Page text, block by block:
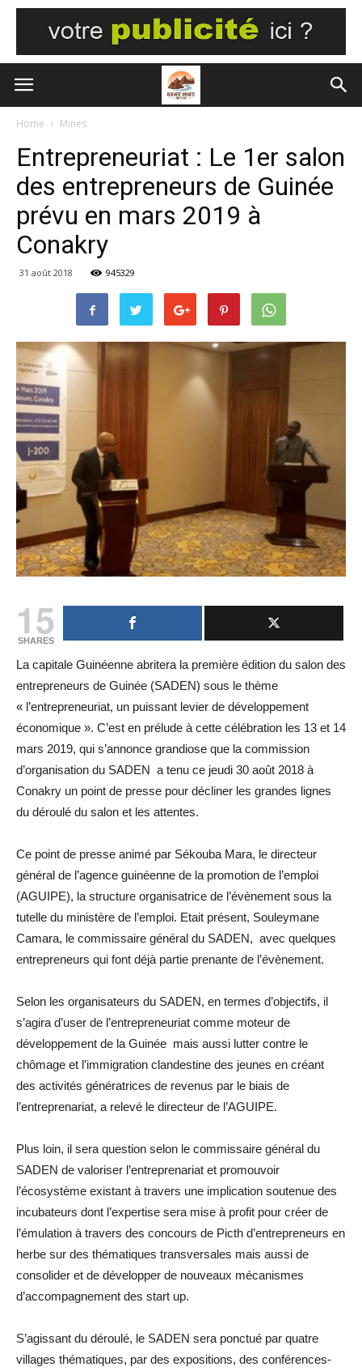
Home Mines
Entrepreneuriat : Le 1er salon
des entrepreneurs de Guinée
prévu en mars 2019 à
Conakry
31 août 2018 945329
15
SHARES
La capitale Guinéenne abritera la première édition du salon des
entrepreneurs de Guinée (SADEN) sous le thème
« l’entrepreneuriat, un puissant levier de développement
économique ». C’est en prélude à cette célébration les 13 et 14
mars 2019, qui s’annonce grandiose que la commission
d’organisation du SADEN a tenu ce jeudi 30 août 2018 à
Conakry un point de presse pour décliner les grandes lignes
du déroulé du salon et les attentes.
Ce point de presse animé par Sékouba Mara, le directeur
général de l’agence guinéenne de la promotion de l’emploi
(AGUIPE), la structure organisatrice de l’évènement sous la
tutelle du ministère de l’emploi. Etait présent, Souleymane
Camara, le commissaire général du SADEN, avec quelques
entrepreneurs qui font déjà partie prenante de l’évènement.
Selon les organisateurs du SADEN, en termes d’objectifs, il
s’agira d’user de l’entrepreneuriat comme moteur de
développement de la Guinée mais aussi lutter contre le
chômage et l’immigration clandestine des jeunes en créant
des activités génératrices de revenus par le biais de
l’entreprenariat, a relevé le directeur de l’AGUIPE.
Plus loin, il sera question selon le commissaire général du
SADEN de valoriser l’entreprenariat et promouvoir
l’écosystème existant à travers une implication soutenue des
incubateurs dont l’expertise sera mise à profit pour créer de
l’émulation à travers des concours de Picth d’entrepreneurs en
herbe sur des thématiques transversales mais aussi de
consolider et de développer de nouveaux mécanismes
d’accompagnement des start up.
S’agissant du déroulé, le SADEN sera ponctué par quatre
villages thématiques, par des expositions, des conférences-